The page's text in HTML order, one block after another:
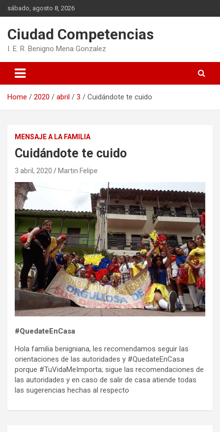
Skip
to
sábado, agosto 8, 2026
Ciudad Competencias
I. E. R. Benigno Mena Gonzalez
Home 2020 abril 3 Cuidándote te cuido
MENSAJE A LA FAMILIA
Cuidándote te cuido
3 abril, 2020 Martin Felipe
#QuedateEnCasa
Hola familia benigniana, les recomendamos seguir las
orientaciones de las autoridades y #QuedateEnCasa
porque #TuVidaMeImporta; sigue las recomendaciones de
las autoridades y en caso de salir de casa atiende todas
las sugerencias hechas al respecto